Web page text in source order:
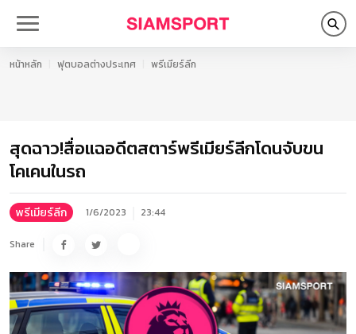
หน้าหลัก ฟุตบอลต่างประเทศ พรีเมียร์ลีก
สุดฉาว!สื่อแฉอดีตสตาร์พรีเมียร์ลีกโดนจับขน
โคเคนในรถ
พรีเมียร์ลีก 1/6/2023 23:44
Share